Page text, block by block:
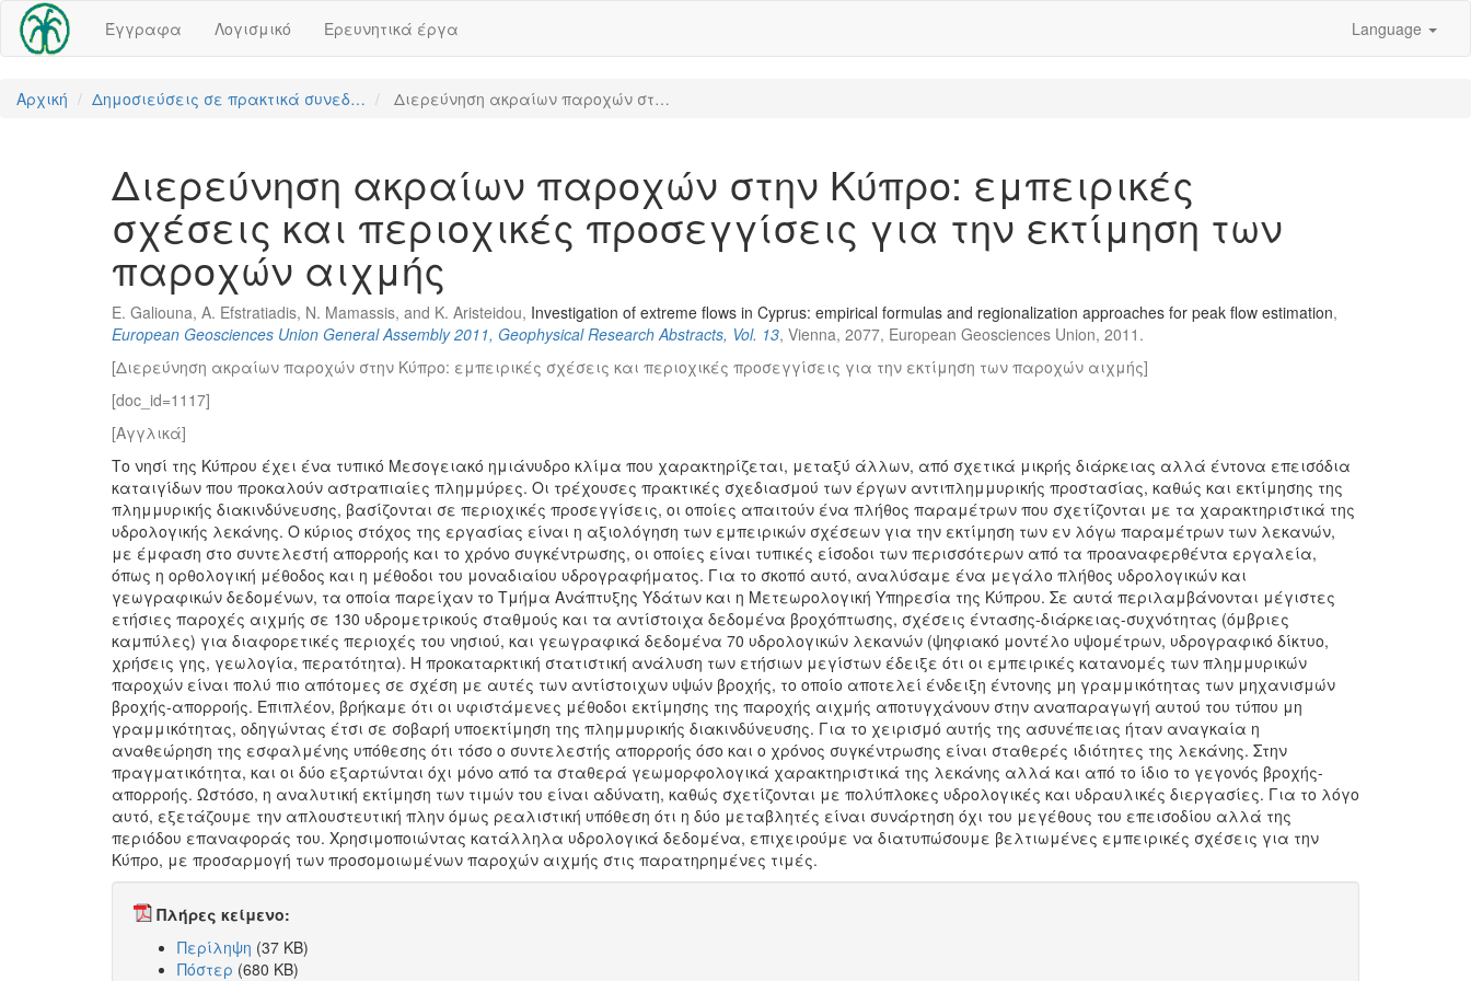
Έγγραφα Λογισμικό Ερευνητικά έργα Language
Αρχική Δημοσιεύσεις σε πρακτικά συνεδ… Διερεύνηση ακραίων παροχών στ…
Διερεύνηση ακραίων παροχών στην Κύπρο: εμπειρικές
σχέσεις και περιοχικές προσεγγίσεις για την εκτίμηση των
παροχών αιχμής
E. Galiouna, A. Efstratiadis, N. Mamassis, and K. Aristeidou, Investigation of extreme flows in Cyprus: empirical formulas and regionalization approaches for peak flow estimation,
European Geosciences Union General Assembly 2011, Geophysical Research Abstracts, Vol. 13, Vienna, 2077, European Geosciences Union, 2011.
[Διερεύνηση ακραίων παροχών στην Κύπρο: εμπειρικές σχέσεις και περιοχικές προσεγγίσεις για την εκτίμηση των παροχών αιχμής]
[doc_id=1117]
[Αγγλικά]
Το νησί της Κύπρου έχει ένα τυπικό Μεσογειακό ημιάνυδρο κλίμα που χαρακτηρίζεται, μεταξύ άλλων, από σχετικά μικρής διάρκειας αλλά έντονα επεισόδια
καταιγίδων που προκαλούν αστραπιαίες πλημμύρες. Οι τρέχουσες πρακτικές σχεδιασμού των έργων αντιπλημμυρικής προστασίας, καθώς και εκτίμησης της
πλημμυρικής διακινδύνευσης, βασίζονται σε περιοχικές προσεγγίσεις, οι οποίες απαιτούν ένα πλήθος παραμέτρων που σχετίζονται με τα χαρακτηριστικά της
υδρολογικής λεκάνης. Ο κύριος στόχος της εργασίας είναι η αξιολόγηση των εμπειρικών σχέσεων για την εκτίμηση των εν λόγω παραμέτρων των λεκανών,
με έμφαση στο συντελεστή απορροής και το χρόνο συγκέντρωσης, οι οποίες είναι τυπικές είσοδοι των περισσότερων από τα προαναφερθέντα εργαλεία,
όπως η ορθολογική μέθοδος και η μέθοδοι του μοναδιαίου υδρογραφήματος. Για το σκοπό αυτό, αναλύσαμε ένα μεγάλο πλήθος υδρολογικών και
γεωγραφικών δεδομένων, τα οποία παρείχαν το Τμήμα Ανάπτυξης Υδάτων και η Μετεωρολογική Υπηρεσία της Κύπρου. Σε αυτά περιλαμβάνονται μέγιστες
ετήσιες παροχές αιχμής σε 130 υδρομετρικούς σταθμούς και τα αντίστοιχα δεδομένα βροχόπτωσης, σχέσεις έντασης-διάρκειας-συχνότητας (όμβριες
καμπύλες) για διαφορετικές περιοχές του νησιού, και γεωγραφικά δεδομένα 70 υδρολογικών λεκανών (ψηφιακό μοντέλο υψομέτρων, υδρογραφικό δίκτυο,
χρήσεις γης, γεωλογία, περατότητα). Η προκαταρκτική στατιστική ανάλυση των ετήσιων μεγίστων έδειξε ότι οι εμπειρικές κατανομές των πλημμυρικών
παροχών είναι πολύ πιο απότομες σε σχέση με αυτές των αντίστοιχων υψών βροχής, το οποίο αποτελεί ένδειξη έντονης μη γραμμικότητας των μηχανισμών
βροχής-απορροής. Επιπλέον, βρήκαμε ότι οι υφιστάμενες μέθοδοι εκτίμησης της παροχής αιχμής αποτυγχάνουν στην αναπαραγωγή αυτού του τύπου μη
γραμμικότητας, οδηγώντας έτσι σε σοβαρή υποεκτίμηση της πλημμυρικής διακινδύνευσης. Για το χειρισμό αυτής της ασυνέπειας ήταν αναγκαία η
αναθεώρηση της εσφαλμένης υπόθεσης ότι τόσο ο συντελεστής απορροής όσο και ο χρόνος συγκέντρωσης είναι σταθερές ιδιότητες της λεκάνης. Στην
πραγματικότητα, και οι δύο εξαρτώνται όχι μόνο από τα σταθερά γεωμορφολογικά χαρακτηριστικά της λεκάνης αλλά και από το ίδιο το γεγονός βροχής-
απορροής. Ωστόσο, η αναλυτική εκτίμηση των τιμών του είναι αδύνατη, καθώς σχετίζονται με πολύπλοκες υδρολογικές και υδραυλικές διεργασίες. Για το λόγο
αυτό, εξετάζουμε την απλουστευτική πλην όμως ρεαλιστική υπόθεση ότι η δύο μεταβλητές είναι συνάρτηση όχι του μεγέθους του επεισοδίου αλλά της
περιόδου επαναφοράς του. Χρησιμοποιώντας κατάλληλα υδρολογικά δεδομένα, επιχειρούμε να διατυπώσουμε βελτιωμένες εμπειρικές σχέσεις για την
Κύπρο, με προσαρμογή των προσομοιωμένων παροχών αιχμής στις παρατηρημένες τιμές.
Πλήρες κείμενο:
Περίληψη (37 KB)
Πόστερ (680 KB)